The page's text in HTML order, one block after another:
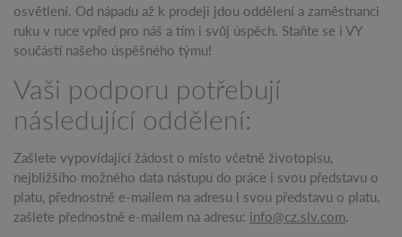
osvětlení. Od nápadu až k prodeji jdou oddělení a zaměstnanci
ruku v ruce vpřed pro náš a tím i svůj úspěch. Staňte se i VY
součástí našeho úspěšného týmu!
Vaši podporu potřebují
následující oddělení:
Zašlete vypovídající žádost o místo včetně životopisu,
nejbližšího možného data nástupu do práce i svou představu o
platu, přednostně e-mailem na adresu i svou představu o platu,
zašlete přednostně e-mailem na adresu: info@cz.slv.com